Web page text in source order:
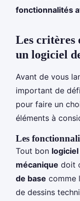
fonctionnalités
Les critères
un logiciel
Avant de vous
important de
pour faire un
éléments à
Les
Tout bon logiciel
mécanique doit
de base comme
de dessins